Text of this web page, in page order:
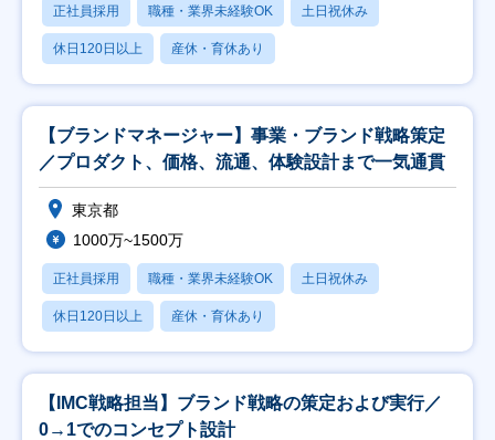
正社員採用 職種・業界未経験OK 土日祝休み
休日120日以上 産休・育休あり
【ブランドマネージャー】事業・ブランド戦略策定
／プロダクト、価格、流通、体験設計まで一気通貫
東京都
1000万~1500万
正社員採用 職種・業界未経験OK 土日祝休み
休日120日以上 産休・育休あり
【IMC戦略担当】ブランド戦略の策定および実行／
0→1でのコンセプト設計